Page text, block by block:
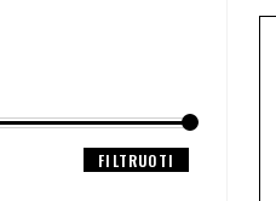
FILTRUOTI